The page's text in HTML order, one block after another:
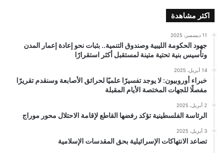
اكثر مشاهدة
11 ديسمبر، 2025
جهود الحكومة الليبية وصندوق التنمية.. بثبات نحو إعادة إعمار المدن
وتأسيس بنية تحتية متينة لمستقبل أكثر استقرارًا
14 أبريل، 2025
خبراء أوروبيون: لا يوجد تفسيرًا علميًا لحرائق الأصابعة وسنقدم تقريرًا
مفصلًا للجهات المختصة الأيام المقبلة
2 أبريل، 2025
الرئاسة الفلسطينية تؤكد رفضها القاطع لإقامة الاحتلال محور موراج
3 أبريل، 2025
تصاعد الانتهاكات الإسرائيلية بحق المقدسات الإسلامية